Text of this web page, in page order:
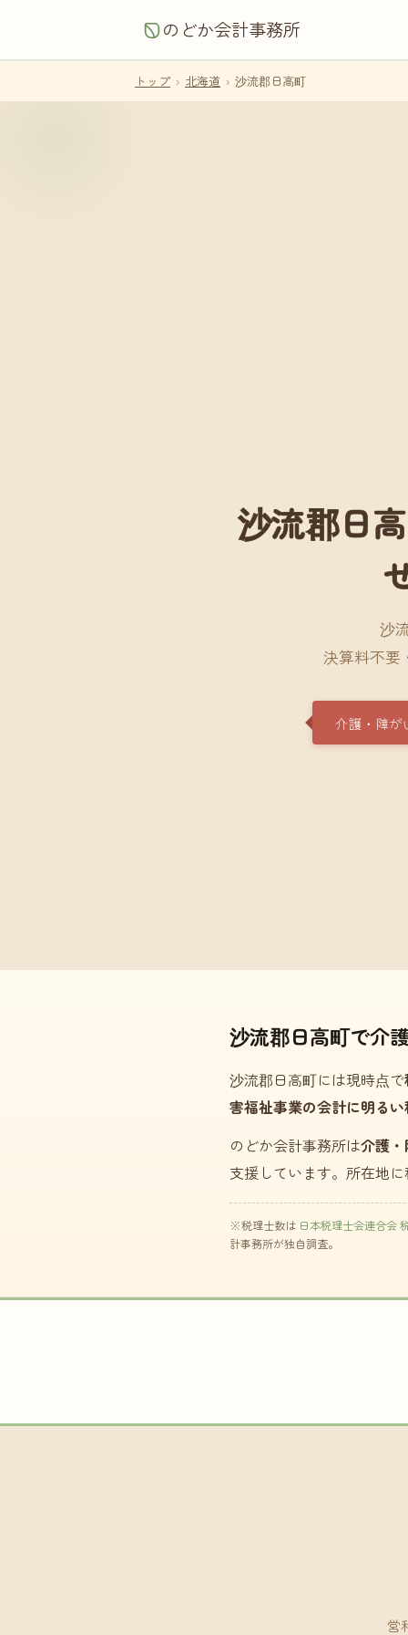
のどか会計事務所
トップ › 北海道 › 沙流郡日高町
沙流郡日
沙
決算料不要
介護・障が
沙流郡日高町で介
沙流郡日高町には現時点で
害福祉事業の会計に明る
のどか会計事務所は介護
支援しています。所在地
※税理士数は 日本税理士会連合会
計事務所が独自調査。
営